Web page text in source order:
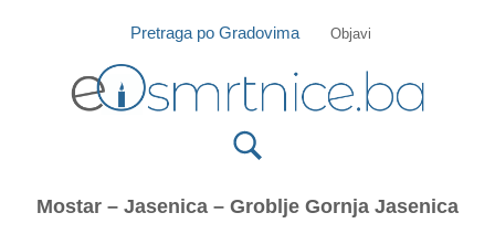
Isprobajte našu Android i IOS aplikaciju
Pretraga po Gradovima Objavi
Mostar – Jasenica – Groblje Gornja Jasenica